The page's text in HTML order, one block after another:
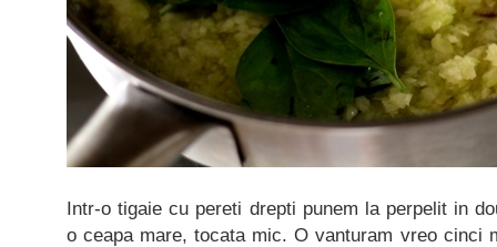
Intr-o tigaie cu pereti drepti punem la perpelit in
o ceapa mare, tocata mic. O vanturam vreo cinci